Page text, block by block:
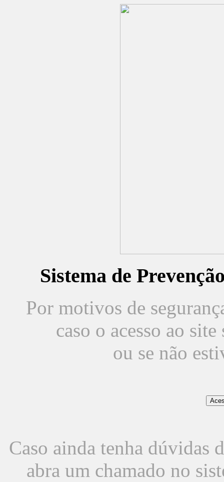
Sistema de
Por motivos de
caso o acesso ao
ou se não
Caso ainda tenha dúvidas
abra um chamado no